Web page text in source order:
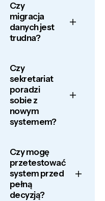
Czy
migracja
danych jest
trudna?
Czy
sekretariat
poradzi
sobie z
nowym
systemem?
Czy mogę
przetestować
system przed
pełną
decyzją?